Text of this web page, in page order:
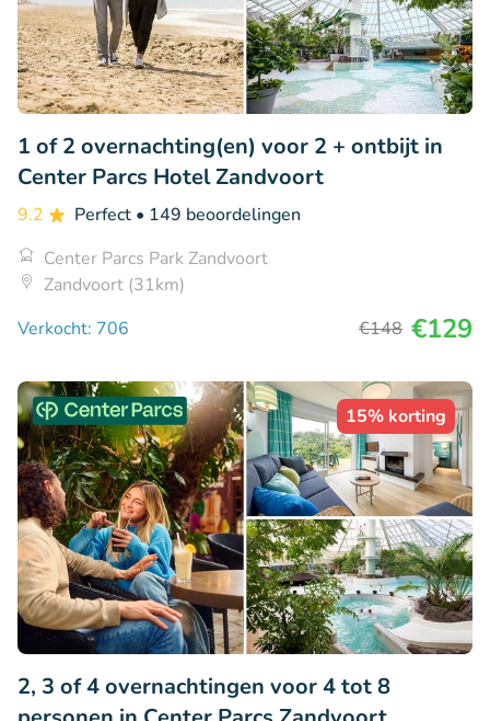
1 of 2 overnachting(en) voor 2 + ontbijt in
Center Parcs Hotel Zandvoort
9.2 Perfect • 149 beoordelingen
Center Parcs Park Zandvoort
Zandvoort (31km)
Verkocht: 706
€148 €129
15% korting
2, 3 of 4 overnachtingen voor 4 tot 8